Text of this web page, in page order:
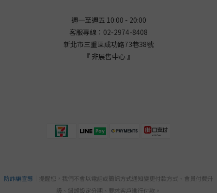
週一至週五 10:00 - 20:00
客服專線：02-2974-8408
新北市三重區成功路73巷38號
『 非展售中心 』
防詐騙宣導 ｜提醒您，我們不會以電話或簡訊方式通知變更付款方式、會員付費升
級、錯誤設定分期、要求客戶進行付款。